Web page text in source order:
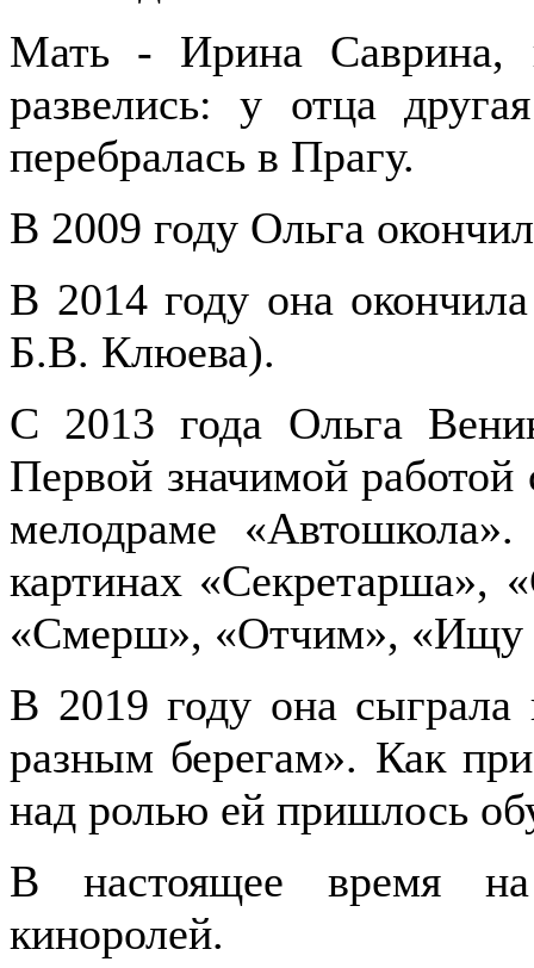
Мать - Ирина Саврина,
развелись: у отца
перебралась в Прагу.
В 2009 году Ольга
В 2014 году она
Б.В. Клюева).
С 2013 года Ольга
Первой значимой
мелодраме
картинах «Секретарша»,
«Смерш», «Отчим», «Ищу
В 2019 году она
разным берегам». Как
над ролью ей пришлось
В настоящее время
киноролей.